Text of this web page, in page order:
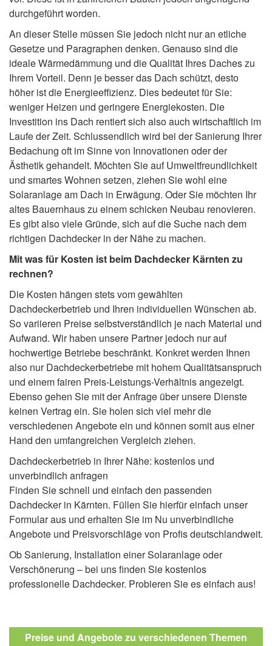
durchgeführt worden.
An dieser Stelle müssen Sie jedoch nicht nur an etliche
Gesetze und Paragraphen denken. Genauso sind die
ideale Wärmedämmung und die Qualität Ihres Daches zu
Ihrem Vorteil. Denn je besser das Dach schützt, desto
höher ist die Energieeffizienz. Dies bedeutet für Sie:
weniger Heizen und geringere Energiekosten. Die
Investition ins Dach rentiert sich also auch wirtschaftlich im
Laufe der Zeit. Schlussendlich wird bei der Sanierung Ihrer
Bedachung oft im Sinne von Innovationen oder der
Ästhetik gehandelt. Möchten Sie auf Umweltfreundlichkeit
und smartes Wohnen setzen, ziehen Sie wohl eine
Solaranlage am Dach in Erwägung. Oder Sie möchten Ihr
altes Bauernhaus zu einem schicken Neubau renovieren.
Es gibt also viele Gründe, sich auf die Suche nach dem
richtigen Dachdecker in der Nähe zu machen.
Mit was für Kosten ist beim Dachdecker Kärnten zu
rechnen?
Die Kosten hängen stets vom gewählten
Dachdeckerbetrieb und Ihren individuellen Wünschen ab.
So variieren Preise selbstverständlich je nach Material und
Aufwand. Wir haben unsere Partner jedoch nur auf
hochwertige Betriebe beschränkt. Konkret werden Ihnen
also nur Dachdeckerbetriebe mit hohem Qualitätsanspruch
und einem fairen Preis-Leistungs-Verhältnis angezeigt.
Ebenso gehen Sie mit der Anfrage über unsere Dienste
keinen Vertrag ein. Sie holen sich viel mehr die
verschiedenen Angebote ein und können somit aus einer
Hand den umfangreichen Vergleich ziehen.
Dachdeckerbetrieb in Ihrer Nähe: kostenlos und
unverbindlich anfragen
Finden Sie schnell und einfach den passenden
Dachdecker in Kärnten. Füllen Sie hierfür einfach unser
Formular aus und erhalten Sie im Nu unverbindliche
Angebote und Preisvorschläge von Profis deutschlandweit.
Ob Sanierung, Installation einer Solaranlage oder
Verschönerung – bei uns finden Sie kostenlos
professionelle Dachdecker. Probieren Sie es einfach aus!
Preise und Angebote zu verschiedenen Themen